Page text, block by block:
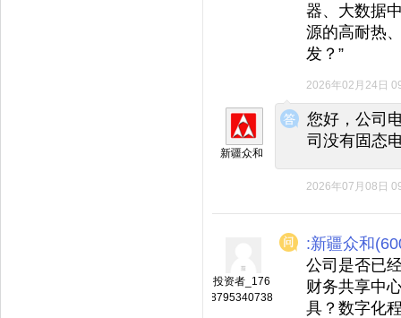
器、大数据
源的高耐热
发？”
2026年02月24日
◆
◆
新疆众和
您好，公司
司没有固态
2026年07月08日
投资者_176
8795340738
:新疆众和
公司是否已
财务共享中
具？数字化